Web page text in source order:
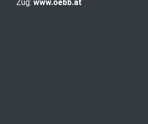
Zug: www.oebb.at